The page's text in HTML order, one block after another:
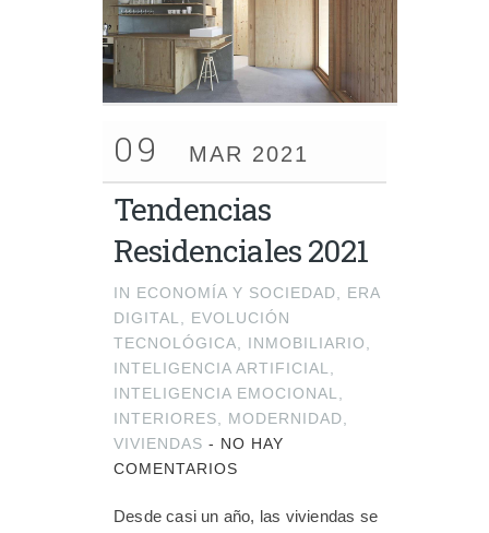
09 MAR 2021
Tendencias
Residenciales 2021
IN ECONOMÍA Y SOCIEDAD
ERA
DIGITAL
EVOLUCIÓN
TECNOLÓGICA
INMOBILIARIO
INTELIGENCIA ARTIFICIAL
INTELIGENCIA EMOCIONAL
INTERIORES
MODERNIDAD
VIVIENDAS - NO HAY
COMENTARIOS
Desde casi un año, las viviendas se